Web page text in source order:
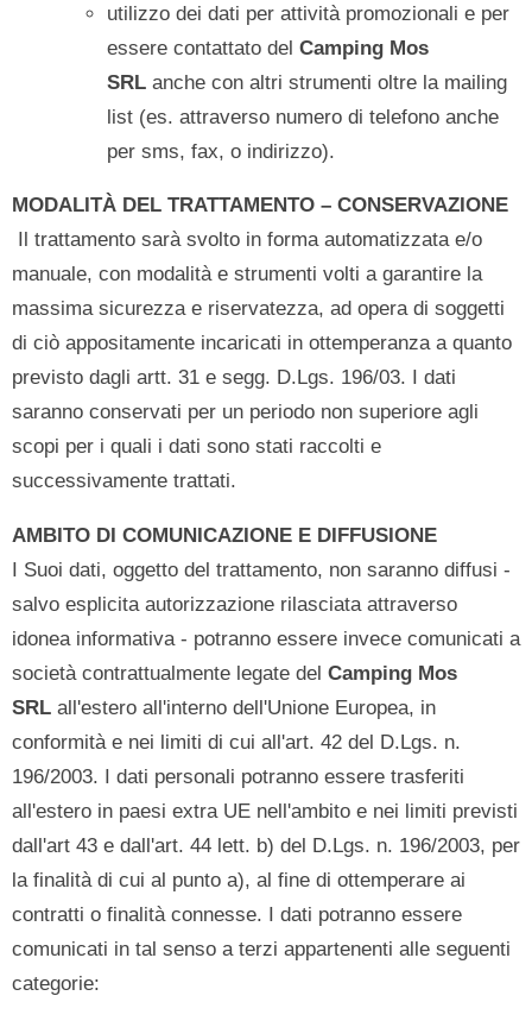
utilizzo dei dati per attività promozionali e per
essere contattato del Camping Mos
SRL anche con altri strumenti oltre la mailing
list (es. attraverso numero di telefono anche
per sms, fax, o indirizzo).
MODALITÀ DEL TRATTAMENTO – CONSERVAZIONE
Il trattamento sarà svolto in forma automatizzata e/o
manuale, con modalità e strumenti volti a garantire la
massima sicurezza e riservatezza, ad opera di soggetti
di ciò appositamente incaricati in ottemperanza a quanto
previsto dagli artt. 31 e segg. D.Lgs. 196/03. I dati
saranno conservati per un periodo non superiore agli
scopi per i quali i dati sono stati raccolti e
successivamente trattati.
AMBITO DI COMUNICAZIONE E DIFFUSIONE
I Suoi dati, oggetto del trattamento, non saranno diffusi -
salvo esplicita autorizzazione rilasciata attraverso
idonea informativa - potranno essere invece comunicati a
società contrattualmente legate del Camping Mos
SRL all'estero all'interno dell'Unione Europea, in
conformità e nei limiti di cui all'art. 42 del D.Lgs. n.
196/2003. I dati personali potranno essere trasferiti
all'estero in paesi extra UE nell'ambito e nei limiti previsti
dall'art 43 e dall'art. 44 lett. b) del D.Lgs. n. 196/2003, per
la finalità di cui al punto a), al fine di ottemperare ai
contratti o finalità connesse. I dati potranno essere
comunicati in tal senso a terzi appartenenti alle seguenti
categorie: